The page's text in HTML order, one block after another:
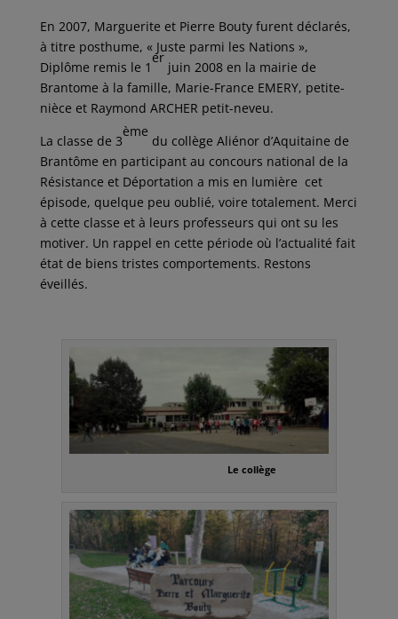
En 2007, Marguerite et Pierre Bouty furent déclarés,
à titre posthume, « Juste parmi les Nations »,
Diplôme remis le 1
er
juin 2008 en la mairie de
Brantome à la famille, Marie-France EMERY, petite-
nièce et Raymond ARCHER petit-neveu.
La classe de 3
ème
du collège Aliénor d’Aquitaine de
Brantôme en participant au concours national de la
Résistance et Déportation a mis en lumière cet
épisode, quelque peu oublié, voire totalement. Merci
à cette classe et à leurs professeurs qui ont su les
motiver. Un rappel en cette période où l’actualité fait
état de biens tristes comportements. Restons
éveillés.
Le collège